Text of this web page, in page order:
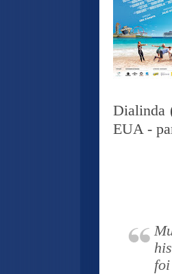
Dialinda
EUA -